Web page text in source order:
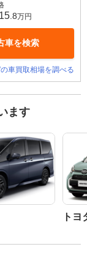
.8万円
車を検索
の車買取相場を調べる
ます
ト